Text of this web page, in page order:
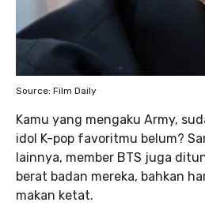
Source: Film Daily
Kamu yang mengaku Army,
idol K-pop favoritmu belum?
lainnya, member BTS juga
berat badan mereka, bahkan
makan ketat.